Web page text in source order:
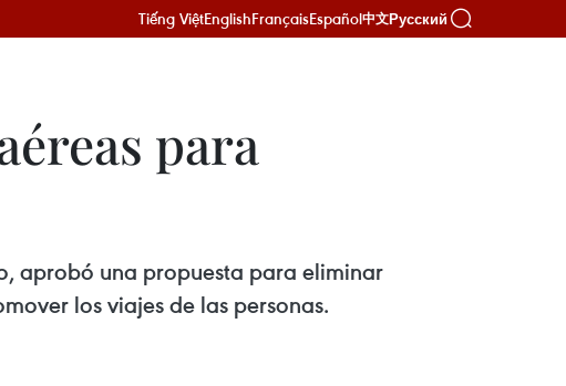
Tiếng ViệtEnglishFrançaisEspañol中文Русский
para
aprobó una propuesta para eliminar
los viajes de las personas.